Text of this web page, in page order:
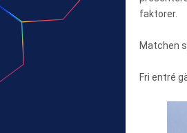
faktorer.
Matchen
Fri entré